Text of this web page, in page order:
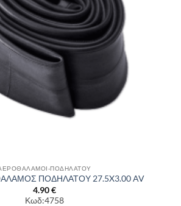
ΠΟΔΗΛΑΤΟΥ
ΠΟΔΗΛΑΤΟΥ 27.5X3.00 AV
4.90€
Κωδ:4758